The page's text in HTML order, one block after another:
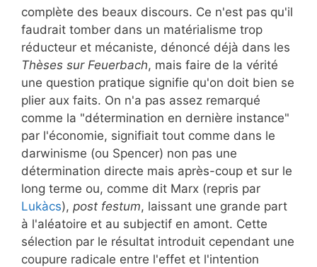
complète des beaux discours. Ce n'est pas qu'il
faudrait tomber dans un matérialisme trop
réducteur et mécaniste, dénoncé déjà dans les
Thèses sur Feuerbach, mais faire de la vérité
une question pratique signifie qu'on doit bien se
plier aux faits. On n'a pas assez remarqué
comme la "détermination en dernière instance"
par l'économie, signifiait tout comme dans le
darwinisme (ou Spencer) non pas une
détermination directe mais après-coup et sur le
long terme ou, comme dit Marx (repris par
Lukàcs), post festum, laissant une grande part
à l'aléatoire et au subjectif en amont. Cette
sélection par le résultat introduit cependant une
coupure radicale entre l'effet et l'intention